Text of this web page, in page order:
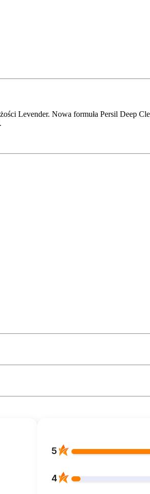
Levender. Nowa formuła Persil Deep
5
4